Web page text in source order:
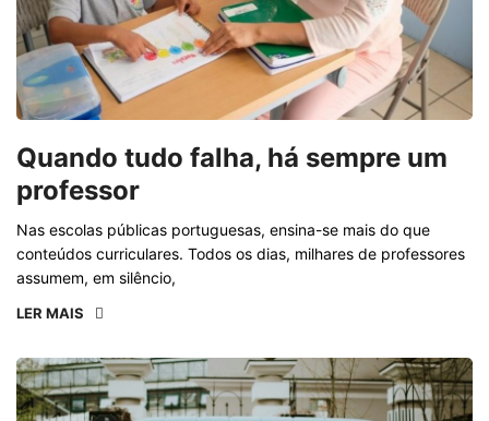
Quando tudo falha, há sempre um
professor
Nas escolas públicas portuguesas, ensina-se mais do que
conteúdos curriculares. Todos os dias, milhares de professores
assumem, em silêncio,
LER MAIS